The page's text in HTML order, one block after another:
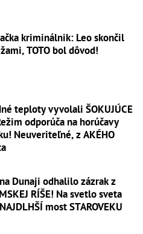
kriminálnik: Leo skončil
TOTO bol dôvod!
teploty vyvolali ŠOKUJÚCE
odporúča na horúčavy
Neuveriteľné, z AKÉHO
Dunaji odhalilo zázrak z
RÍŠE! Na svetlo sveta
most STAROVEKU